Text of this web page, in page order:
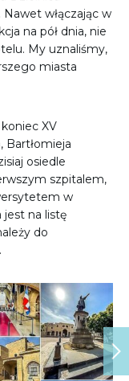
Nawet włączając w
na pół dnia, nie
My uznaliśmy,
miasta
XV
Bartłomieja
osiedle
szpitalem,
w
jest na listę
do